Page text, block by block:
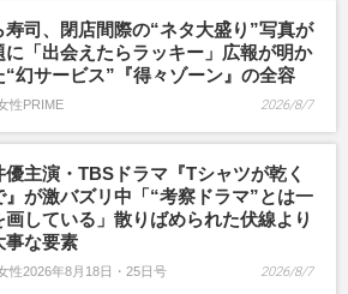
寿司、閉店間際の“ネタ大盛り”写真が
に「出会えたらラッキー」広報が明か
“幻サービス”『得々ゾーン』の全容
性PRIME 2026/8/7
優主演・TBSドラマ『Tシャツが乾く
』が激バズリ中「“考察ドラマ”とは一
画している」散りばめられた伏線より
事な要素
性2026年8月18日・25日号 2026/8/7